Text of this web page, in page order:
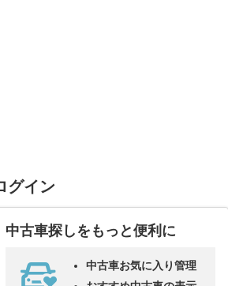
グイン
中古車探しをもっと便利に
中古車お気に入り管理